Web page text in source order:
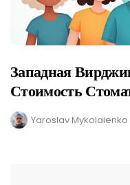
Западная
Стоимость
Yaroslav Mykolaienko